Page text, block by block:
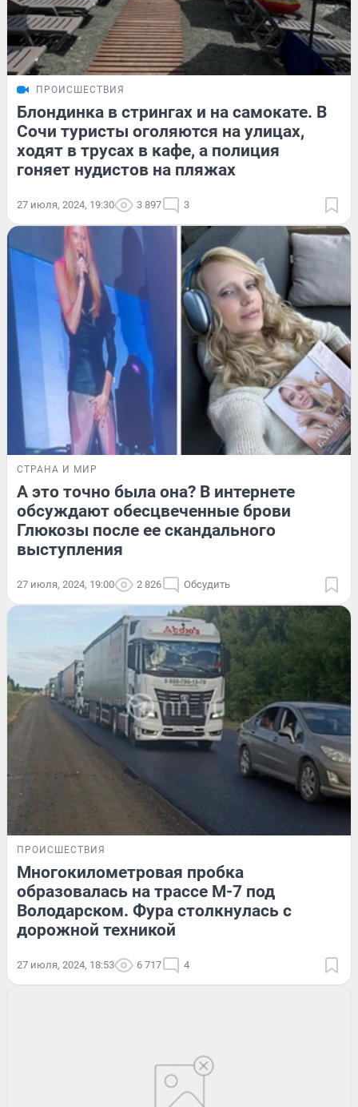
ПРОИСШЕСТВИЯ
Блондинка в стрингах и на самокате. В
Сочи туристы оголяются на улицах,
ходят в трусах в кафе, а полиция
гоняет нудистов на пляжах
27 июля, 2024, 19:30 3 897 3
СТРАНА И МИР
А это точно была она? В интернете
обсуждают обесцвеченные брови
Глюкозы после ее скандального
выступления
27 июля, 2024, 19:00 2 826 Обсудить
ПРОИСШЕСТВИЯ
Многокилометровая пробка
образовалась на трассе М-7 под
Володарском. Фура столкнулась с
дорожной техникой
27 июля, 2024, 18:53 6 717 4